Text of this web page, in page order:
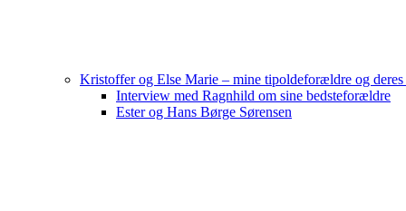
Kristoffer og Else Marie – mine tipoldeforældre og deres
Interview med Ragnhild om sine bedsteforældre
Ester og Hans Børge Sørensen